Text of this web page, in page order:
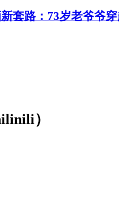
套路：73岁老爷爷
）